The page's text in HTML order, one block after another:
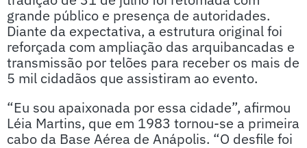
grande público e presença de autoridades.
Diante da expectativa, a estrutura original foi
reforçada com ampliação das arquibancadas e
transmissão por telões para receber os mais de
5 mil cidadãos que assistiram ao evento.
“Eu sou apaixonada por essa cidade”, afirmou
Léia Martins, que em 1983 tornou-se a primeira
cabo da Base Aérea de Anápolis. “O desfile foi